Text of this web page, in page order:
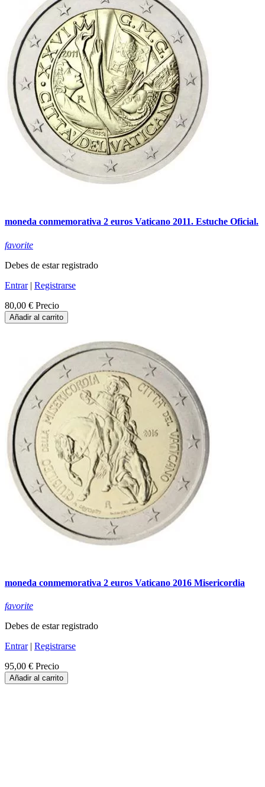
moneda conmemorativa 2 euros Vaticano 2011. Estuche Oficial.
favorite
Debes de estar registrado
Entrar| Registrarse
80,00 € Precio
Añadir al carrito
moneda conmemorativa 2 euros Vaticano 2016 Misericordia
favorite
Debes de estar registrado
Entrar| Registrarse
95,00 € Precio
Añadir al carrito